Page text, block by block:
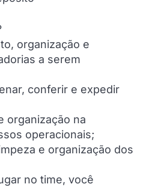
organização e
a serem
conferir e expedir
organização na
operacionais;
e organização dos
no time, você